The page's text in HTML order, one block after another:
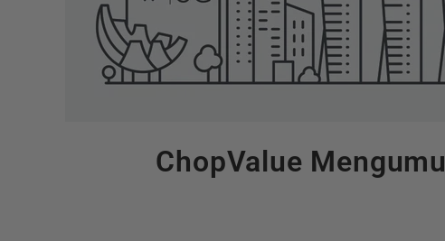
ChopValue